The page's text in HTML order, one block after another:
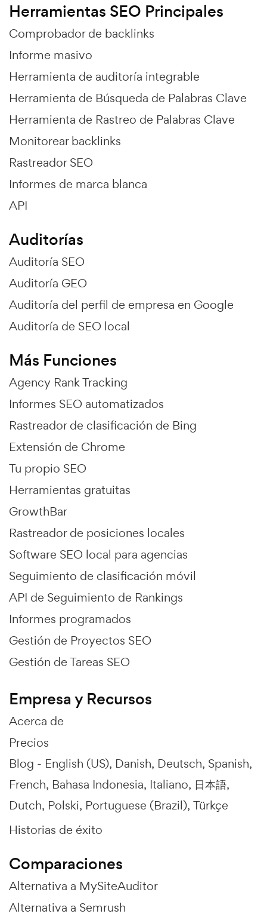
Herramientas SEO Principales
Comprobador de backlinks
Informe masivo
Herramienta de auditoría integrable
Herramienta de Búsqueda de Palabras Clave
Herramienta de Rastreo de Palabras Clave
Monitorear backlinks
Rastreador SEO
Informes de marca blanca
API
Auditorías
Auditoría SEO
Auditoría GEO
Auditoría del perfil de empresa en Google
Auditoría de SEO local
Más Funciones
Agency Rank Tracking
Informes SEO automatizados
Rastreador de clasificación de Bing
Extensión de Chrome
Tu propio SEO
Herramientas gratuitas
GrowthBar
Rastreador de posiciones locales
Software SEO local para agencias
Seguimiento de clasificación móvil
API de Seguimiento de Rankings
Informes programados
Gestión de Proyectos SEO
Gestión de Tareas SEO
Empresa y Recursos
Acerca de
Precios
Blog - English (US) Danish Deutsch Spanish
French Bahasa Indonesia Italiano 日本語
Dutch Polski Portuguese (Brazil) Türkçe
Historias de éxito
Comparaciones
Alternativa a MySiteAuditor
Alternativa a Semrush